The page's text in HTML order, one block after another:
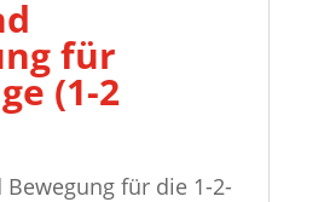
für
(1-2
Bewegung für die 1-2-